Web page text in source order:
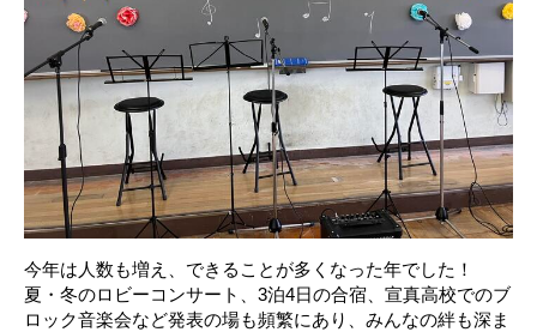
今年は人数も増え、できることが多くなった年でした！
夏・冬のロビーコンサート、3泊4日の合宿、宣真高校でのブ
ロック音楽会など発表の場も頻繁にあり、みんなの絆も深ま